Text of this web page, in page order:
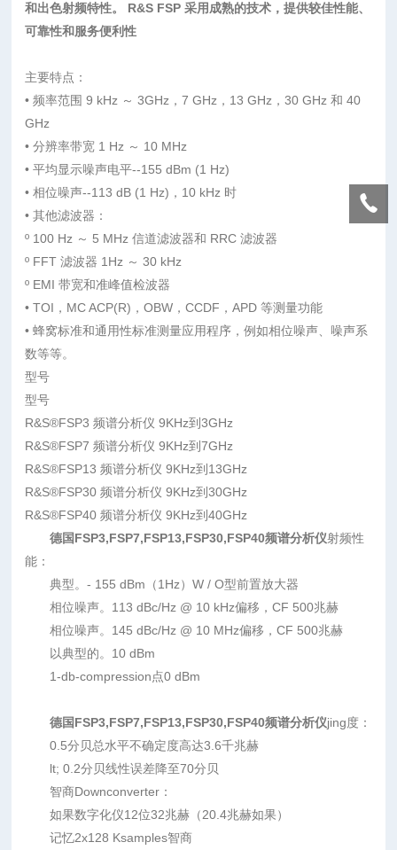
和出色射频特性。 R&S FSP 采用成熟的技术，提供较佳性能、
可靠性和服务便利性
主要特点：
• 频率范围 9 kHz ～ 3GHz，7 GHz，13 GHz，30 GHz 和 40
GHz
• 分辨率带宽 1 Hz ～ 10 MHz
• 平均显示噪声电平--155 dBm (1 Hz)
• 相位噪声--113 dB (1 Hz)，10 kHz 时
• 其他滤波器：
º 100 Hz ～ 5 MHz 信道滤波器和 RRC 滤波器
º FFT 滤波器 1Hz ～ 30 kHz
º EMI 带宽和准峰值检波器
• TOI，MC ACP(R)，OBW，CCDF，APD 等测量功能
• 蜂窝标准和通用性标准测量应用程序，例如相位噪声、噪声系
数等等。
型号
型号
R&S®FSP3 频谱分析仪 9KHz到3GHz
R&S®FSP7 频谱分析仪 9KHz到7GHz
R&S®FSP13 频谱分析仪 9KHz到13GHz
R&S®FSP30 频谱分析仪 9KHz到30GHz
R&S®FSP40 频谱分析仪 9KHz到40GHz
德国FSP3,FSP7,FSP13,FSP30,FSP40频谱分析仪射频性
能：
典型。- 155 dBm（1Hz）W / O型前置放大器
相位噪声。113 dBc/Hz @ 10 kHz偏移，CF 500兆赫
相位噪声。145 dBc/Hz @ 10 MHz偏移，CF 500兆赫
以典型的。10 dBm
1-db-compression点0 dBm
德国FSP3,FSP7,FSP13,FSP30,FSP40频谱分析仪jing度：
0.5分贝总水平不确定度高达3.6千兆赫
lt; 0.2分贝线性误差降至70分贝
智商Downconverter：
如果数字化仪12位32兆赫（20.4兆赫如果）
记忆2x128 Ksamples智商